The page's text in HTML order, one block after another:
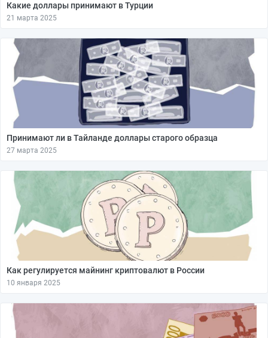
Какие доллары принимают в Турции
21 марта 2025
Принимают ли в Тайланде доллары старого образца
27 марта 2025
Как регулируется майнинг криптовалют в России
10 января 2025